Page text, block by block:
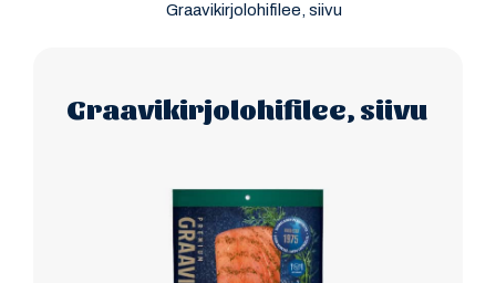
Graavikirjolohifilee, siivu
Graavikirjolohifilee, siivu